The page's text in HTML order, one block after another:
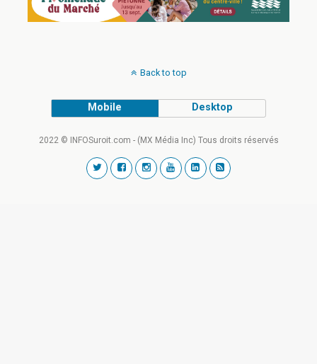
Back to top
Mobile Desktop
2022 © INFOSuroit.com - (MX Média Inc) Tous droits réservés